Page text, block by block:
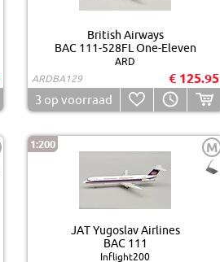
British Airways
BAC 111-528FL One-Eleven
ARD
ARDBA129
€ 125.95
3 op voorraad
1:200 M
JAT Yugoslav Airlines
BAC 111
Inflight200